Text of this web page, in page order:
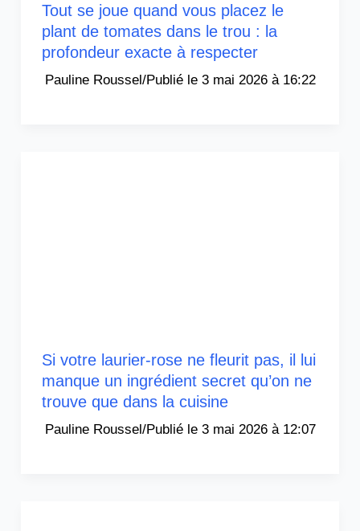
Tout se joue quand vous placez le
plant de tomates dans le trou : la
profondeur exacte à respecter
Pauline Roussel/ 3 mai 2026 à 16:22
Si votre laurier-rose ne fleurit pas, il lui
manque un ingrédient secret qu’on ne
trouve que dans la cuisine
Pauline Roussel/ 3 mai 2026 à 12:07